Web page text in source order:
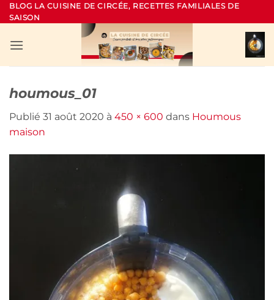
Passer
au
BLOG LA CUISINE DE CIRCÉE, RECETTES FAMILIALES DE
SAISON
houmous_01
Publié 31 août 2020 à 450 × 600 dans Houmous
maison